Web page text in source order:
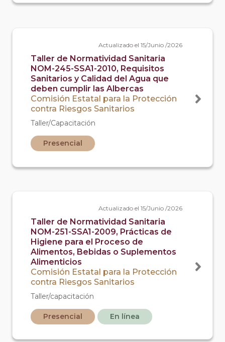
Actualizado el 15/Junio /2026
Taller de Normatividad Sanitaria
NOM-245-SSA1-2010, Requisitos
Sanitarios y Calidad del Agua que
deben cumplir las Albercas
Comisión Estatal para la Protección
contra Riesgos Sanitarios
Taller/Capacitación
Presencial
Actualizado el 15/Junio /2026
Taller de Normatividad Sanitaria
NOM-251-SSA1-2009, Prácticas de
Higiene para el Proceso de
Alimentos, Bebidas o Suplementos
Alimenticios
Comisión Estatal para la Protección
contra Riesgos Sanitarios
Taller/capacitación
Presencial En línea